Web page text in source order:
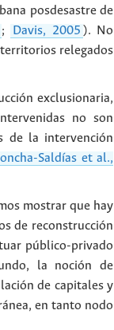
posdesastre de
; Davis, 2005 ). No
relegados
exclusionaria,
no son
de la intervención
Saldías et al.,
mostrar que hay
de reconstrucción
público-privado
la noción de
de capitales y
en tanto nodo